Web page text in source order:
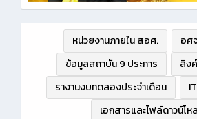
หน่วยงานภายใน สอศ.
อศ
ข้อมูลสถาบัน 9 ประการ
ลิง
รางานงบทดลองประจำเดือน
เอกสารและไฟล์ดาวน์โห